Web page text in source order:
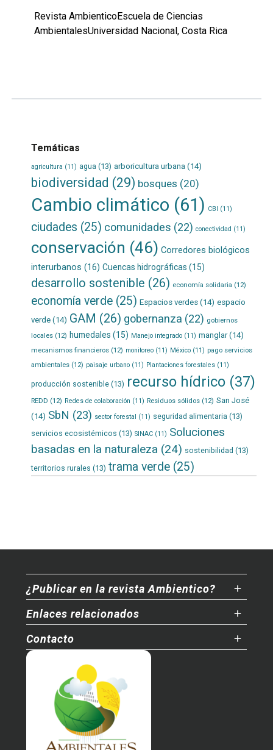
Revista AmbienticoEscuela de Ciencias
AmbientalesUniversidad Nacional, Costa Rica
Temáticas
agricultura (11) agua (13) arboricultura urbana(14)
biodiversidad (29) bosques (20)
Cambio climático (61) CBI (11)
ciudades (25) comunidades (22) conectividad (11)
conservación (46) Corredores biológicos
interurbanos (16) Cuencas hidrográficas (15)
desarrollo sostenible (26) economía solidaria (12)
economía verde(25) Espacios verdes(14) espacio
verde(14) GAM (26) gobernanza (22) gobiernos
locales(12) humedales (15) Manejo integrado(11) manglar(14)
mecanismos financieros(12) monitoreo(11) México(11) pago servicios
ambientales(12) paisaje urbano(11) Plantaciones forestales(11)
producción sostenible(13) recurso hídrico(37)
REDD (12) Redes de colaboración (11) Residuos sólidos(12) San José
(14) SbN (23) sector forestal (11) seguridad alimentaria (13)
servicios ecosistémicos (13) SINAC(11) Soluciones
basadas en la naturaleza (24) sostenibilidad (13)
territorios rurales (13) trama verde(25)
¿Publicar en la revista Ambientico?
Enlaces relacionados
Contacto